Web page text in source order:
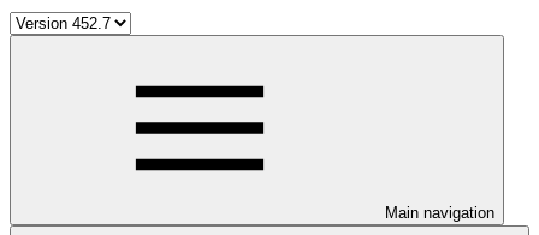
Main navigation